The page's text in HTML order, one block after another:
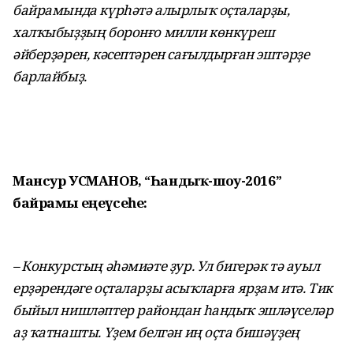
байрамында күрһәтә алырлыҡ оҫта­ларҙы,
халҡыбыҙҙың боронғо милли көнкүреш
әйберҙәрен, кәсептәрен сағылдырған эштәрҙе
барлайбыҙ.
Мансур УСМАНОВ, “Һандыҡ-шоу-2016”
байрамы еңеүсеһе:
– Конкурстың әһәмиәте ҙур. Ул би­герәк тә ауыл
ерҙәрендәге оҫталарҙы асыҡларға ярҙам итә. Тик
быйыл нишләптер райондан һандыҡ эшләү­селәр
аҙ ҡатнашты. Үҙем белгән иң оҫта бишәүҙең